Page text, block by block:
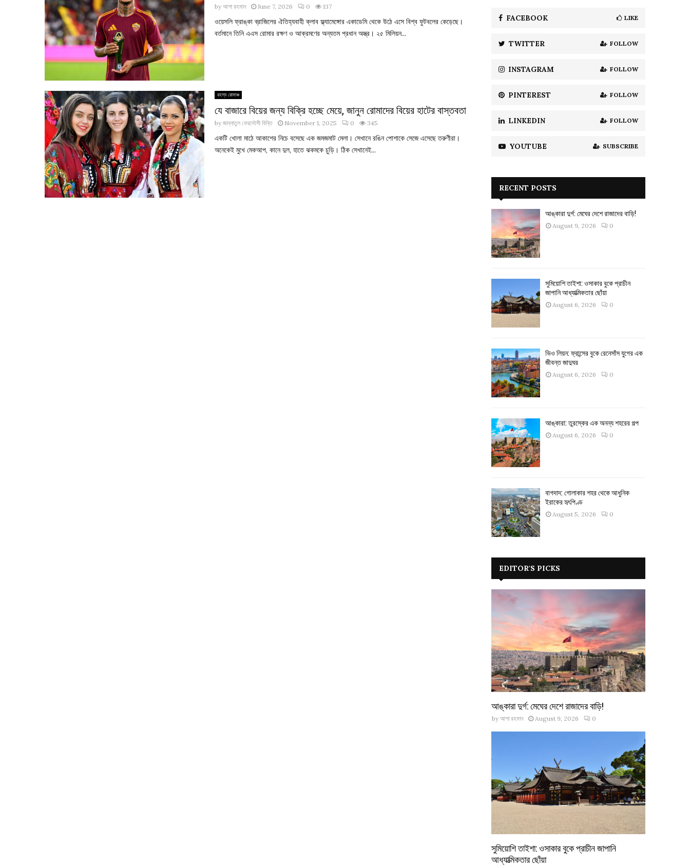
byআশা রহমান June 7, 2026 0 137
ওয়েসলি ফ্রাঙ্কা ব্রাজিলের ঐতিহ্যবাহী ক্লাব ফ্ল্যামেঙ্গোর একাডেমি থেকে উঠে এসে বিশ্ব ফুটবলের কেড়েছে।
বর্তমানে তিনি এএস রোমার রক্ষণ ও আক্রমণের অন্যতম প্রধান অস্ত্র। ২৫ মিলিয়ন...
রহস্য রোমাঞ্চ
যে বাজারে বিয়ের জন্য বিক্রি হচ্ছে মেয়ে, জানুন রোমাদের বিয়ের হাটের বাস্তবতা
byজান্নাতুল ফেরদৌসী বিন্তি November 1, 2025 0 345
একটি খোলা মাঠে আকাশের নিচে বসেছে এক জমজমাট মেলা। সেখানে রঙিন পোশাকে সেজে এসেছে তরুণীরা।
অনেকেই মুখে মেকআপ, কানে দুল, হাতে ঝকমকে চুড়ি। ঠিক সেখানেই...
C
H
FACEBOOK LIKE
TWITTER FOLLOW
INSTAGRAM FOLLOW
PINTEREST FOLLOW
LINKEDIN FOLLOW
YOUTUBE SUBSCRIBE
RECENT POSTS
আঙ্কারা দুর্গ: মেঘের দেশে রাজাদের বাড়ি!
August 9, 2026 0
সুমিয়োশি তাইশা: ওসাকার বুকে প্রাচীন
জাপানি আধ্যাত্মিকতার ছোঁয়া
August 6, 2026 0
ভিও লিয়ন: ফ্রান্সের বুকে রেনেসাঁস যুগের এক
জীবন্ত জাদুঘর
August 6, 2026 0
আঙ্কারা: তুরস্কের এক অনন্য শহরের গল্প
August 6, 2026 0
বাগদাদ: গোলাকার শহর থেকে আধুনিক
ইরাকের হৃৎপিণ্ড
August 5, 2026 0
EDITOR'S PICKS
আঙ্কারা দুর্গ: মেঘের দেশে রাজাদের বাড়ি!
by আশা রহমান August 9, 2026 0
সুমিয়োশি তাইশা: ওসাকার বুকে প্রাচীন জাপানি
আধ্যাত্মিকতার ছোঁয়া